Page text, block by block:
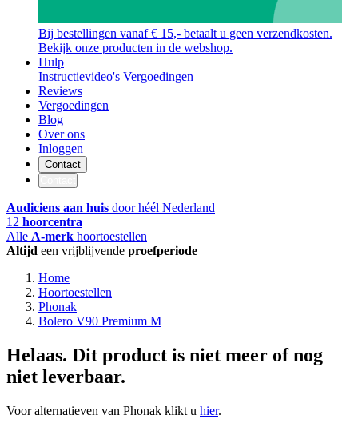
Bij bestellingen vanaf € 15,- betaalt u geen verzendkosten.
Bekijk onze producten in de webshop.
Hulp
Instructievideo's Vergoedingen
Reviews
Vergoedingen
Blog
Over ons
Inloggen
Contact
Audiciens aan huis door héél Nederland
12 hoorcentra
Alle A-merk hoortoestellen
Altijd een vrijblijvende proefperiode
Home
Hoortoestellen
Phonak
Bolero V90 Premium M
Helaas. Dit product is niet meer of nog
niet leverbaar.
Voor alternatieven van Phonak klikt u hier.